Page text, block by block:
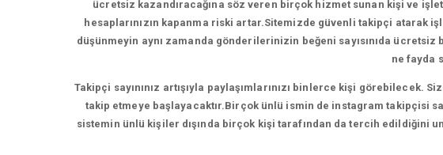
ücretsiz kazandıracağına söz veren birçok hizmet sunan kişi ve
hesaplarınızın kapanma riski artar.Sitemizde güvenli takipçi atarak
düşünmeyin aynı zamanda gönderilerinizin beğeni sayısınıda
ne fayda
Takipçi sayınınız artışıyla paylaşımlarınızı binlerce kişi
takip etmeye başlayacaktır.Birçok ünlü ismin de instagram takipçisi
sistemin ünlü kişiler dışında birçok kişi tarafından da tercih edildiğini